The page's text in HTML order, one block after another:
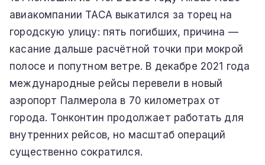
авиакомпании TACA выкатился за торец на
городскую улицу: пять погибших, причина —
касание дальше расчётной точки при мокрой
полосе и попутном ветре. В декабре 2021 года
международные рейсы перевели в новый
аэропорт Палмерола в 70 километрах от
города. Тонконтин продолжает работать для
внутренних рейсов, но масштаб операций
существенно сократился.